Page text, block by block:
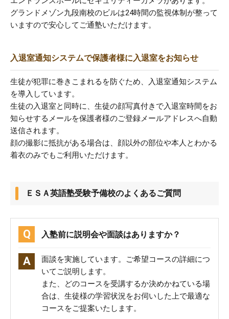
グランドメゾン九段南校のビルは24時間の監視体制が整って
いますので安心してご通塾いただけます。
入退室通知システムで保護者様に入退室をお知らせ
生徒が犯罪に巻きこまれるを防ぐため、入退室通知システム
を導入しています。
生徒の入退室と同時に、生徒の顔写真付きで入退室時間をお
知らせするメールを保護者様のご登録メールアドレスへ自動
送信されます。
顔の撮影に抵抗がある場合は、顔以外の部位や本人とわかる
着衣のみでもご利用いただけます。
ＥＳＡ英語塾受験予備校のよくあるご質問
入塾前に説明会や面談はありますか？
面談を実施しています。ご希望コースの詳細につ
いてご説明します。
また、どのコースを受講するか決めかねている場
合は、生徒様の学習状況をお伺いした上で最適な
コースをご提案いたします。